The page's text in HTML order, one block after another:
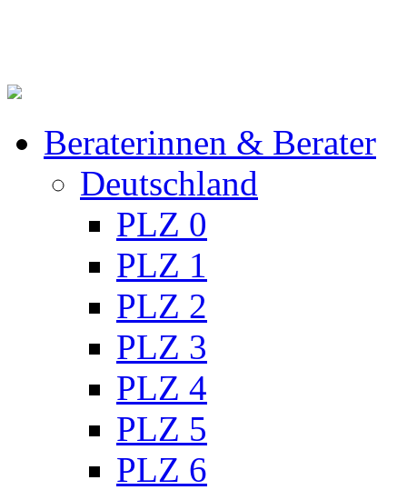
Beraterinnen & Berater
Deutschland
PLZ 0
PLZ 1
PLZ 2
PLZ 3
PLZ 4
PLZ 5
PLZ 6